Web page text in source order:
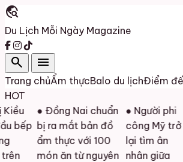
travel_explore
Du Lịch Mỗi Ngày Magazine
search menu
Trang chủẨm thựcBalo du lịchĐiểm
HOT
● Đồng Nai chuẩn
bị ra mắt bản đồ
ẩm thực với 100
món ăn từ nguyên
● Người phi
công Mỹ trở
lại tìm ân
nhân giữa
●
Loạt
lịch
Đà